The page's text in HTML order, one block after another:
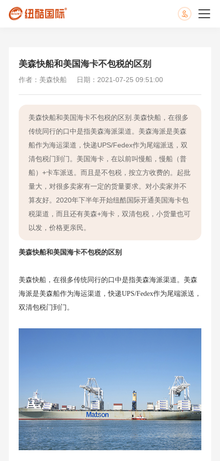
美森快船和美国海卡不包税的区别
作者：美森快船 日期：2021-07-25 09:51:00
美森快船和美国海卡不包税的区别.美森快船，在很多
传统同行的口中是指美森海派渠道。美森海派是美森
船作为海运渠道，快递UPS/Fedex作为尾端派送，双
清包税门到门。美国海卡，在以前叫慢船，慢船（普
船）+卡车派送。而且是不包税，按立方收费的。起批
量大，对很多卖家有一定的货量要求。对小卖家并不
算友好。2020年下半年开始纽酷国际开通美国海卡包
税渠道，而且还有美森+海卡，双清包税，小货量也可
以发，价格更亲民。
美森快船和美国海卡不包税的区别
美森快船，在很多传统同行的口中是指美森海派渠道。美森
海派是美森船作为海运渠道，快递UPS/Fedex作为尾端派送，
双清包税门到门。